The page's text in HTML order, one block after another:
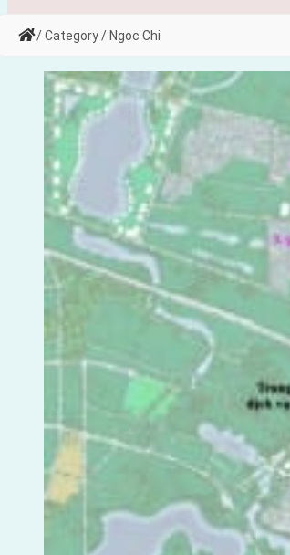
/ Category / Ngọc Chi